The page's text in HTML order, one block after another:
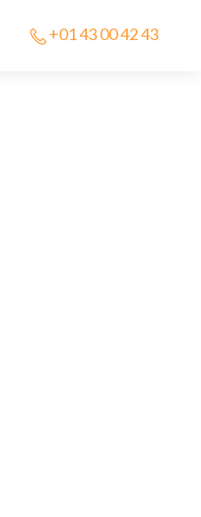
+01 43 00 42 43